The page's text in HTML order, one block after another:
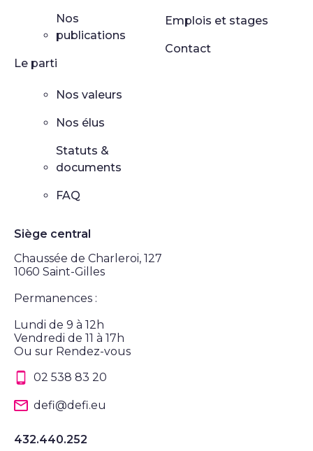
Nos
publications
Le parti
Nos valeurs
Nos élus
Statuts &
documents
FAQ
Emplois et stages
Contact
Siège central
Chaussée de Charleroi, 127
1060 Saint-Gilles
Permanences :
Lundi de 9 à 12h
Vendredi de 11 à 17h
Ou sur Rendez-vous
02 538 83 20
defi@defi.eu
432.440.252